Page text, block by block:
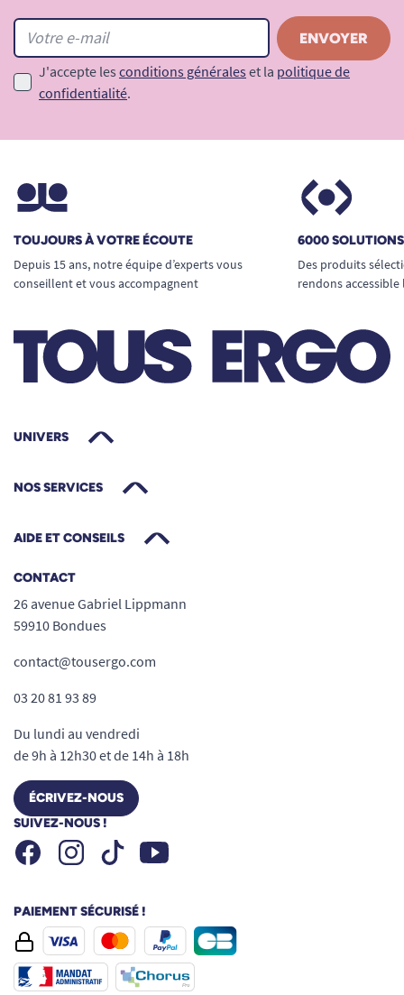
J'accepte les conditions générales et la politique de
confidentialité.
TOUJOURS À VOTRE ÉCOUTE
Depuis 15 ans, notre équipe d’experts vous
conseillent et vous accompagnent
6000
Des produits
rendons
UNIVERS
NOS SERVICES
AIDE ET CONSEILS
CONTACT
26 avenue Gabriel Lippmann
59910 Bondues
contact@tousergo.com
03 20 81 93 89
Du lundi au vendredi
de 9h à 12h30 et de 14h à 18h
ÉCRIVEZ-NOUS
SUIVEZ-NOUS !
FacebookInstagramTiktok Youtube
PAIEMENT SÉCURISÉ !